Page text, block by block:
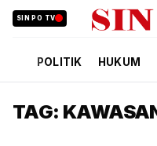
SIN PO TV
POLITIK HUKUM
TAG: